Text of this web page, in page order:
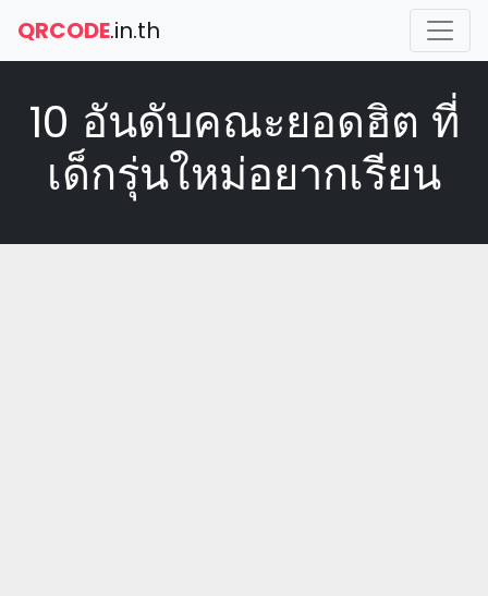
QRCODE.in.th
10 อันดับคณะยอดฮิต ที่
เด็กรุ่นใหม่อยากเรียน